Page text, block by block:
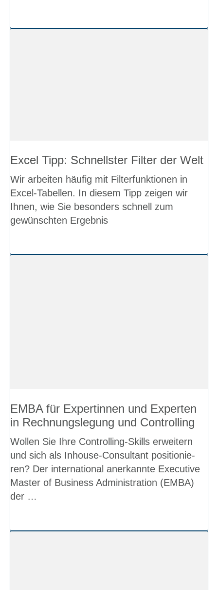
Excel Tipp: Schnell­ster Fil­ter der Welt
Wir arbei­ten häu­fig mit Fil­ter­funk­tio­nen in
Excel-Tabel­len. In die­sem Tipp zei­gen wir
Ihnen, wie Sie beson­ders schnell zum
gewünsch­ten Ergeb­nis
EMBA für Exper­tin­nen und Exper­ten
in Rech­nungs­le­gung und Con­trol­ling
Wol­len Sie Ihre Con­trol­ling-Skills erwei­tern
und sich als Inhou­se-Con­sul­tant posi­tio­nie­
ren? Der inter­na­tio­nal aner­kann­te Exe­cu­ti­ve
Master of Busi­ness Admi­ni­stra­ti­on (EMBA)
der …